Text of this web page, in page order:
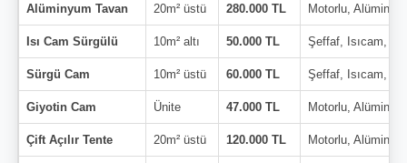
Alüminyum Tavan 20m² üstü 280.000 TL Motorlu,
Isı Cam Sürgülü 10m² altı 50.000 TL Şeffaf, Isıcam,
Sürgü Cam 10m² üstü 60.000 TL Şeffaf, Isıcam,
Giyotin Cam Ünite 47.000 TL Motorlu,
Çift Açılır Tente 20m² üstü 120.000 TL Motorlu,